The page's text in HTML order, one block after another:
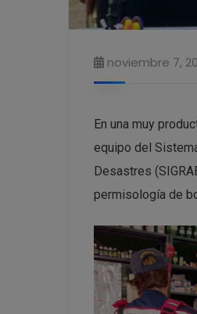
noviembre 7,
En una muy
equipo del
Desastres
permisología de